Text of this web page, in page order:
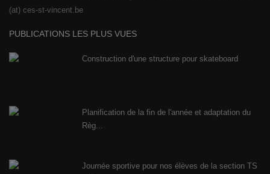
(at) ces-st-vincent.be
PUBLICATIONS LES PLUS VUES
Construction d'une structure pour skateboard
Planification de la fin de l'année et adaptation du
Règ...
Journée sportive pour nos élèves de la section TS